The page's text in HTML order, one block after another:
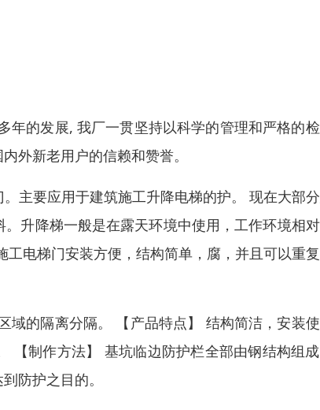
年的发展, 我厂一贯坚持以科学的管理和严格的
外新老用户的信赖和赞誉。
主要应用于建筑施工升降电梯的护。 现在大部
升降梯一般是在露天环境中使用，工作环境相
电梯门安装方便，结构简单，腐，并且可以重
域的隔离分隔。 【产品特点】 结构简洁，安装
【制作方法】 基坑临边防护栏全部由钢结构组
防护之目的。